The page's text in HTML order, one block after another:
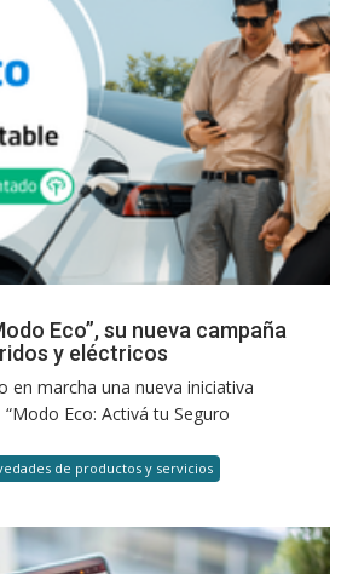
Eco”, su nueva campaña
y eléctricos
en marcha una nueva iniciativa
Eco: Activá tu Seguro
de productos y servicios